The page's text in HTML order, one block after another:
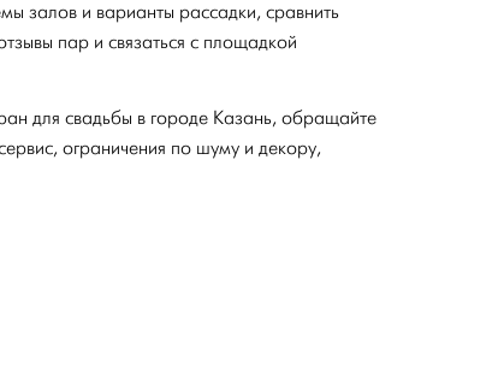
залов и варианты рассадки, сравнить
пар и связаться с площадкой
для свадьбы в городе Казань, обращайте
ограничения по шуму и декору,